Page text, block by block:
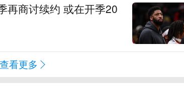
再商讨续约 或在开季20
看更多